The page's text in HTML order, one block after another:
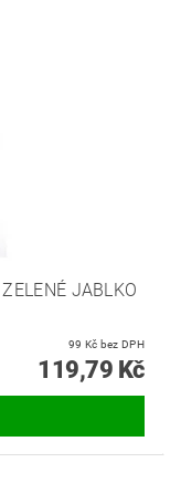
JABLKO
99 Kč bez DPH
119,79 Kč